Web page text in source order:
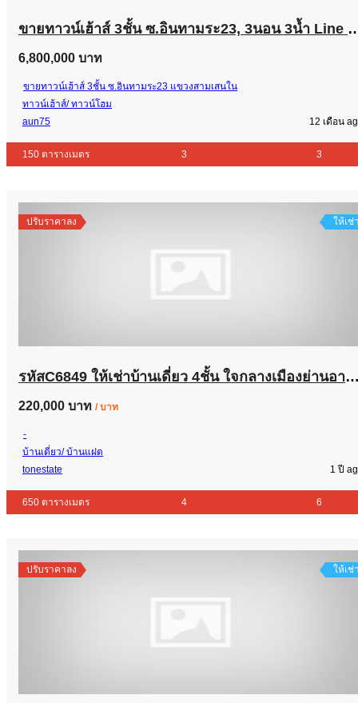
ขายทาวน์เฮ้าส์ 3ชั้น ซ.อินทามระ
6,800,000 บาท
ขายทาวน์เฮ้าส์ 3ชั้น ซ.อินทามระ23 แขวงสามเสนใน
ทาวน์เฮ้าส์/ ทาวน์โฮม
aun75
12 เดือน
150 ตารางเมตร 3 3
ปรับราคาลง ให้เช่
รหัสC6849 ให้เช่าบ้านเดี่ยว 4ชั้น ใจกลางเมืองย่านอารีย์ พญาไท พร้อมสระว่ายน้ำส่
220,000 บาท / บาท
-
บ้านเดี่ยว/ บ้านแฝด
tonestate
1 ปี
650 ตารางเมตร 4 6
ปรับราคาลง ให้เช่